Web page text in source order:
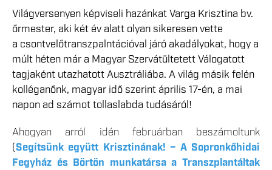
Világversenyen képviseli hazánkat Varga Krisztina bv.
őrmester, aki két év alatt olyan sikeresen vette
a csontvelőtranszpalntációval járó akadályokat, hogy a
múlt héten már a Magyar Szervátültetett Válogatott
tagjaként utazhatott Ausztráliába. A világ másik felén
kolléganőnk, magyar idő szerint április 17-én, a mai
napon ad számot tollaslabda tudásáról!
Ahogyan arról idén februárban beszámoltunk
(Segítsünk együtt Krisztinának! – A Sopronkőhidai
Fegyház és Börtön munkatársa a Transzplantáltak